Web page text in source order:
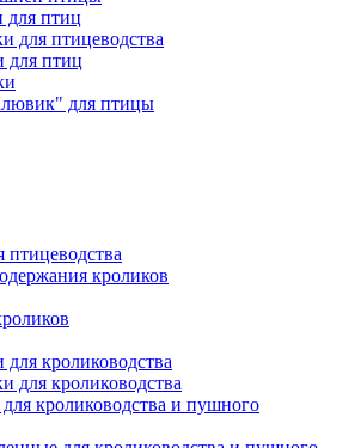
для птиц
для птицеводства
для птиц
для птицы
кроликов
кролиководства
для кролиководства
кролиководства и пушного